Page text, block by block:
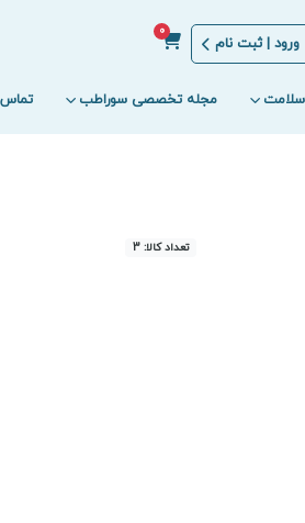
ورود | ثبت نام
0
مجله تخصصی سوراطب تماس
تعداد کالا: 3